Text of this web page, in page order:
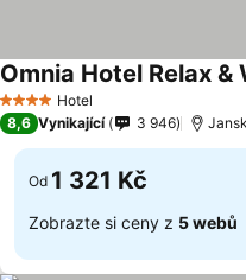
4 Počet hvězdiček
Hotel
Omnia Hotel Relax &
8,6 Vynikající 3 946
Od 1 321 Kč
Zobrazte si ceny z 5 webů